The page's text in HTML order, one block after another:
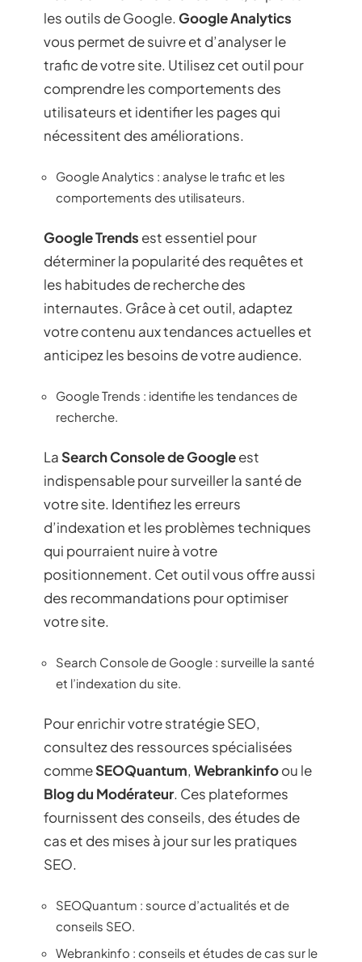
les outils de Google. Google Analytics
vous permet de suivre et d’analyser le
trafic de votre site. Utilisez cet outil pour
comprendre les comportements des
utilisateurs et identifier les pages qui
nécessitent des améliorations.
Google Analytics : analyse le trafic et les
comportements des utilisateurs.
Google Trends est essentiel pour
déterminer la popularité des requêtes et
les habitudes de recherche des
internautes. Grâce à cet outil, adaptez
votre contenu aux tendances actuelles et
anticipez les besoins de votre audience.
Google Trends : identifie les tendances de
recherche.
La Search Console de Googleest
indispensable pour surveiller la santé de
votre site. Identifiez les erreurs
d’indexation et les problèmes techniques
qui pourraient nuire à votre
positionnement. Cet outil vous offre aussi
des recommandations pour optimiser
votre site.
Search Console de Google : surveille la santé
et l’indexation du site.
Pour enrichir votre stratégie SEO,
consultez des ressources spécialisées
commeSEOQuantum, Webrankinfoou le
Blog du Modérateur. Ces plateformes
fournissent des conseils, des études de
cas et des mises à jour sur les pratiques
SEO.
SEOQuantum : source d’actualités et de
conseils SEO.
Webrankinfo : conseils et études de cas sur le